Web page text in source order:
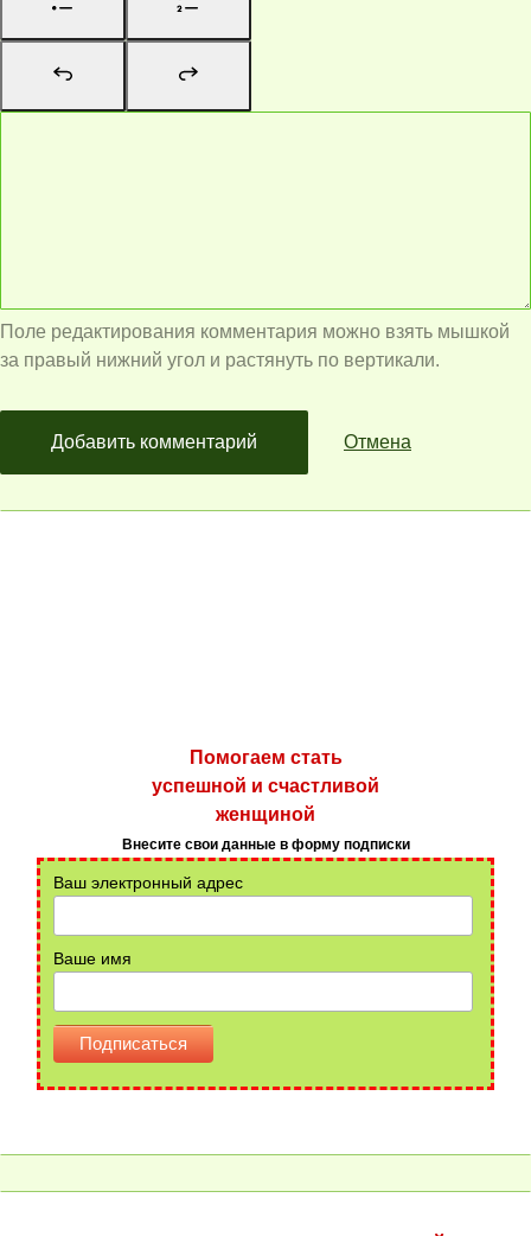
Поле редактирования комментария можно взять мышкой
за правый нижний угол и растянуть по вертикали.
Добавить комментарий Отмена
Помогаем стать
успешной и счастливой
женщиной
Внесите свои данные в форму подписки
Ваш электронный адрес
Ваше имя